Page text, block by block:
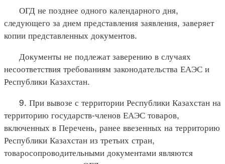
ОГД не позднее одного календарного дня,
следующего за днем представления заявления, заверяет
копии представленных документов.
Документы не подлежат заверению в случаях
несоответствия требованиям законодательства ЕАЭС и
Республики Казахстан.
9. При вывозе с территории Республики Казахстан на
территорию государств-членов ЕАЭС товаров,
включенных в Перечень, ранее ввезенных на территорию
Республики Казахстан из третьих стран,
товаросопроводительными документами являются